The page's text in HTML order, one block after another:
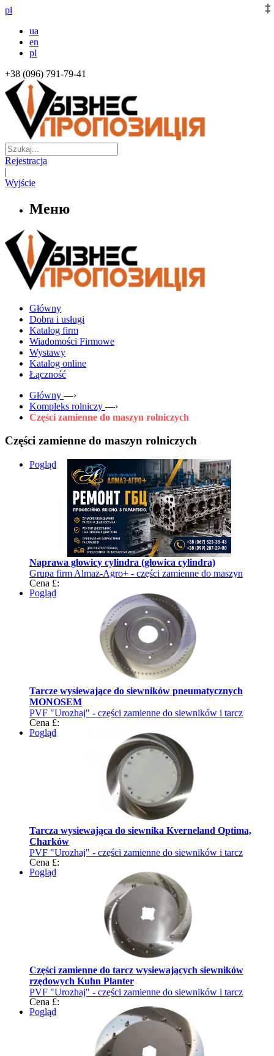
pl
ua
en
pl
+38 (096) 791-79-41
Rejestracja
|
Wyjście
Меню
Główny
Dobra i usługi
Katalog firm
Wiadomości Firmowe
Wystawy
Katalog online
Łączność
Główny —›
Kompleks rolniczy —›
Części zamienne do maszyn rolniczych
Części zamienne do maszyn rolniczych
Pogląd
Naprawa głowicy cylindra (głowica cylindra)
Grupa firm Almaz-Agro+ - części zamienne do maszyn
rolniczych
Cena £:
Pogląd
Tarcze wysiewające do siewników pneumatycznych
MONOSEM
PVF "Urozhaj" - części zamienne do siewników i tarcz
wysiewających
Cena £:
Pogląd
Tarcza wysiewająca do siewnika Kverneland Optima,
Charków
PVF "Urozhaj" - części zamienne do siewników i tarcz
wysiewających
Cena £:
Pogląd
Części zamienne do tarcz wysiewających siewników
rzędowych Kuhn Planter
PVF "Urozhaj" - części zamienne do siewników i tarcz
wysiewających
Cena £:
Pogląd